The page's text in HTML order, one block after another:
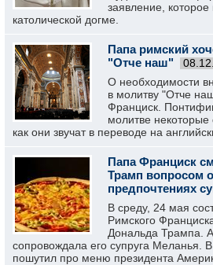
заявление, которое
католической догме.
Папа римский
"Отче наш"
О необходимости
в молитву "Отче
Франциск.
молитве некоторые
как они звучат в переводе на
Папа Франциск
Трамп вопросом
предпочтениях
В среду, 24 мая
Римского
Дональда Трампа.
сопровождала его супруга Меланья.
пошутил про меню президента